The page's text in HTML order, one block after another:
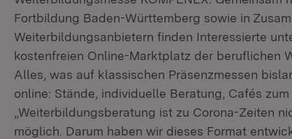
Fortbildung Baden-Württemberg sowie in
Weiterbildungsanbietern finden Interessierte
kostenfreien Online-Marktplatz der beruflichen
Alles, was auf klassischen Präsenzmessen
online: Stände, individuelle Beratung, Cafés
„Weiterbildungsberatung ist zu Corona-Zeiten
möglich. Darum haben wir dieses Format